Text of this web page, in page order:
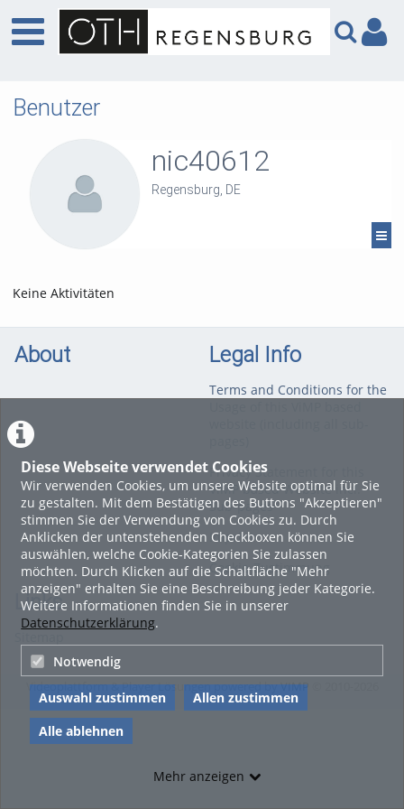
Diese Webseite verwendet Cookies
Wir verwenden Cookies, um unsere Website optimal für Sie
zu gestalten. Mit dem Bestätigen des Buttons "Akzeptieren"
stimmen Sie der Verwendung von Cookies zu. Durch
Anklicken der untenstehenden Checkboxen können Sie
auswählen, welche Cookie-Kategorien Sie zulassen
möchten. Durch Klicken auf die Schaltfläche "Mehr
anzeigen" erhalten Sie eine Beschreibung jeder Kategorie.
Weitere Informationen finden Sie in unserer
Datenschutzerklärung.
Notwendig
Auswahl zustimmen
Allen zustimmen
Alle ablehnen
Mehr anzeigen
Benutzer
nic40612
Regensburg, DE
Keine Aktivitäten
About Legal Info
Terms and Conditions for the
Privacy Statement for this
ViMP based Website incl.
Sub-pages
Imprint
Cookie-Zustimmung
Links
Videoplattform & Player Lösungen powered byVIMP